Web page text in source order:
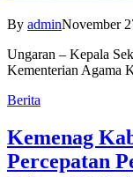
By adminNovember
Ungaran – Kepala
Kementerian Agama
Berita
Kemenag
Percepatan